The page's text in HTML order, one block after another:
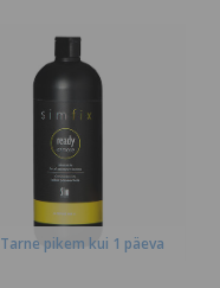
Tarne pikem kui 1 päeva